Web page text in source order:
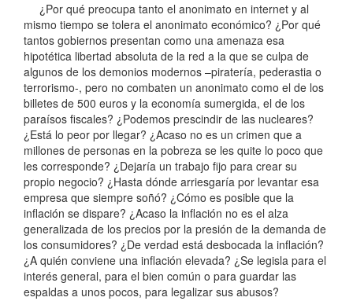
¿Por qué preocupa tanto el anonimato en internet y al
mismo tiempo se tolera el anonimato económico? ¿Por qué
tantos gobiernos presentan como una amenaza esa
hipotética libertad absoluta de la red a la que se culpa de
algunos de los demonios modernos –piratería, pederastia o
terrorismo-, pero no combaten un anonimato como el de los
billetes de 500 euros y la economía sumergida, el de los
paraísos fiscales? ¿Podemos prescindir de las nucleares?
¿Está lo peor por llegar? ¿Acaso no es un crimen que a
millones de personas en la pobreza se les quite lo poco que
les corresponde? ¿Dejaría un trabajo fijo para crear su
propio negocio? ¿Hasta dónde arriesgaría por levantar esa
empresa que siempre soñó? ¿Cómo es posible que la
inflación se dispare? ¿Acaso la inflación no es el alza
generalizada de los precios por la presión de la demanda de
los consumidores? ¿De verdad está desbocada la inflación?
¿A quién conviene una inflación elevada? ¿Se legisla para el
interés general, para el bien común o para guardar las
espaldas a unos pocos, para legalizar sus abusos?